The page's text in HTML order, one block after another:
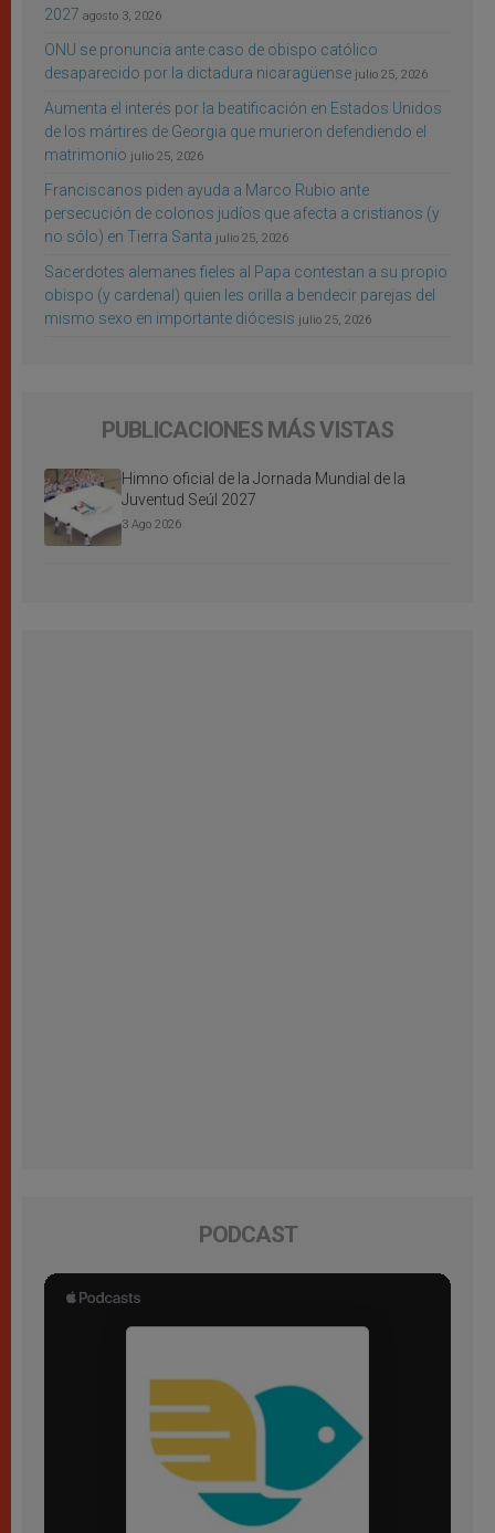
2027 agosto 3, 2026
ONU se pronuncia ante caso de obispo católico
desaparecido por la dictadura nicaragüense julio 25, 2026
Aumenta el interés por la beatificación en Estados Unidos
de los mártires de Georgia que murieron defendiendo el
matrimonio julio 25, 2026
Franciscanos piden ayuda a Marco Rubio ante
persecución de colonos judíos que afecta a cristianos (y
no sólo) en Tierra Santa julio 25, 2026
Sacerdotes alemanes fieles al Papa contestan a su propio
obispo (y cardenal) quien les orilla a bendecir parejas del
mismo sexo en importante diócesis julio 25, 2026
PUBLICACIONES MÁS VISTAS
Himno oficial de la Jornada Mundial de la
Juventud Seúl 2027
3 Ago 2026
PODCAST